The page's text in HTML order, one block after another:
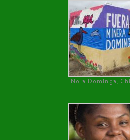
No a Dominga,